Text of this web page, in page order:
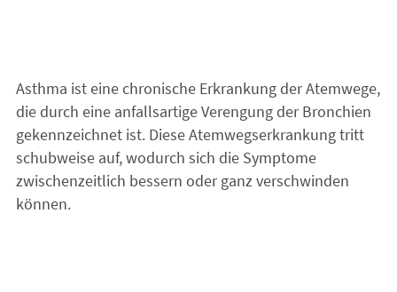
Asthma ist eine chronische Erkrankung der Atemwege,
die durch eine anfallsartige Verengung der Bronchien
gekennzeichnet ist. Diese Atemwegserkrankung tritt
schubweise auf, wodurch sich die Symptome
zwischenzeitlich bessern oder ganz verschwinden
können.